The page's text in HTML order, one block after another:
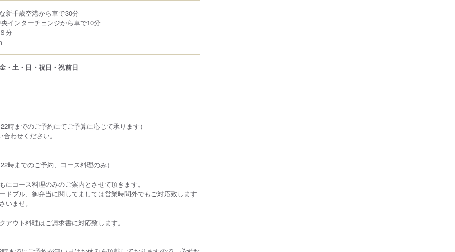
新千歳空港から車で30分
インターチェンジから車で10分
分
・土・日・祝日・祝前日
時までのご予約にてご予算に応じて承ります）
わせください。
時までのご予約、コース料理のみ）
にコース料理のみのご案内とさせて頂きます。
ドブル、御弁当に関してましては営業時間外でもご対応致します
いませ。
アウト料理はご請求書に対応致します。